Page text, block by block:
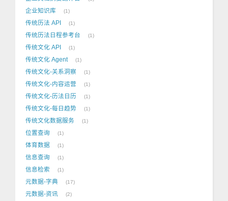
企业知识库 1
传统历法 API 1
传统历法日程参考台 1
传统文化 API 1
传统文化 Agent 1
传统文化-关系洞察 1
传统文化-内容运营 1
传统文化-历法日历 1
传统文化-每日趋势 1
传统文化数据服务 1
位置查询 1
体育数据 1
信息查询 1
信息检索 1
元数据-字典 17
元数据-资讯 2